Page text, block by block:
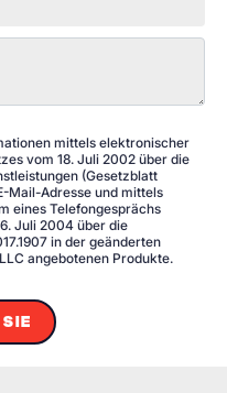
mittels elektronischer
vom 18. Juli 2002 über die
(Gesetzblatt
Mail-Adresse und mittels
eines Telefongesprächs
Juli 2004 über die
in der geänderten
angebotenen Produkte.